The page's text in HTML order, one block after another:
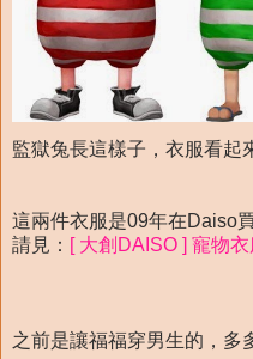
監獄兔長這樣子，衣服看起
這兩件衣服是09年在Daiso買
請見： [ 大創DAISO ] 寵物
之前是讓福福穿男生的，多